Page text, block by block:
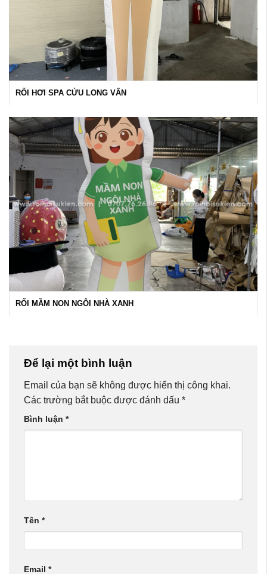
RỐI HƠI SPA CỬU LONG VÂN
RỐI MẦM NON NGÔI NHÀ XANH
Để lại một bình luận
Email của bạn sẽ không được hiển thị công khai.
Các trường bắt buộc được đánh dấu *
Bình luận *
Tên *
Email *